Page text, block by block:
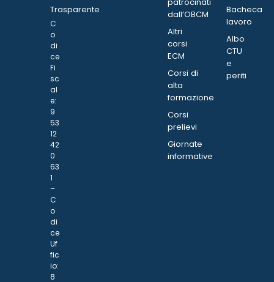
Trasparente
C
o
di
ce
Fi
sc
al
e:
9
53
12
42
0
63
1
–
C
o
di
ce
Uf
fic
io:
8
dall’OBCM
Altri
corsi
ECM
Corsi di
alta
formazione
Corsi
prelievi
Giornate
informative
Bacheca
lavoro
Albo
CTU
e
periti